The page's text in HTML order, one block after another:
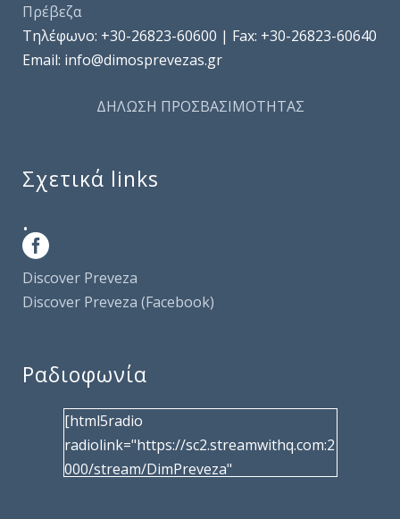
Πρέβεζα
Τηλέφωνo: +30-26823-60600 | Fax: +30-26823-60640
Email: info@dimosprevezas.gr
ΔΗΛΩΣΗ ΠΡΟΣΒΑΣΙΜΟΤΗΤΑΣ
Σχετικά links
.
Discover Preveza
Discover Preveza (Facebook)
Ραδιοφωνία
[html5radio
radiolink="https://sc2.streamwithq.com:2
000/stream/DimPreveza"